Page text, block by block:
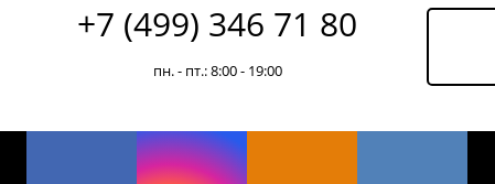
+7 (499) 346 71 80
пн. - пт.: 8:00 - 19:00